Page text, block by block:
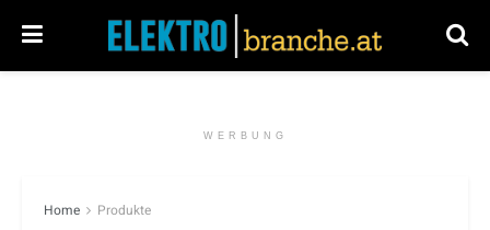
WERBUNG
Home Produkte